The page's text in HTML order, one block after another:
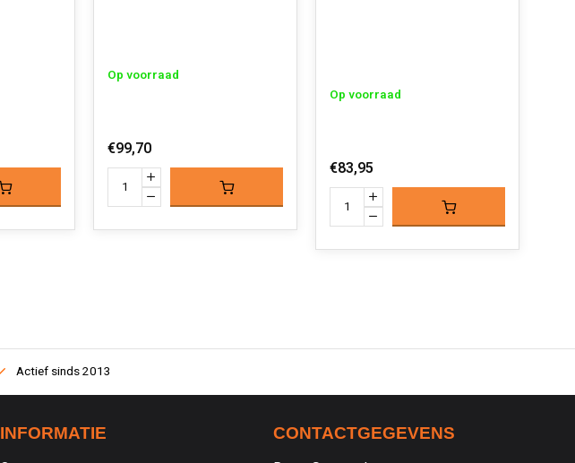
Op voorraad
€99,70
Op voorraad
€83,95
Actief sinds 2013
INFORMATIE CONTACTGEGEVENS